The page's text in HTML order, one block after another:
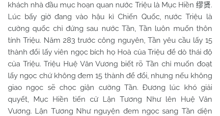
khách nhà đầu mục hoạn quan nước Triệu là Mục Hiền 缪贤.
Lúc bấy giờ đang vào hậu kì Chiến Quốc, nước Triệu là
cường quốc chỉ đứng sau nước Tần, Tần luôn muốn thôn
tính Triệu. Năm 283 trước công nguyên, Tần yêu cầu lấy 15
thành đổi lấy viên ngọc bích họ Hoà của Triệu để dò thái độ
của Triệu. Triệu Huệ Văn Vương biết rõ Tần chỉ muốn đoạt
lấy ngọc chứ không đem 15 thành để đổi, nhưng nếu không
giao ngọc sẽ chọc giận cường Tần. Đương lúc khó giải
quyết, Mục Hiền tiến cử Lận Tương Như lên Huệ Văn
Vương. Lận Tương Như nguyện đem ngọc sang Tần diện